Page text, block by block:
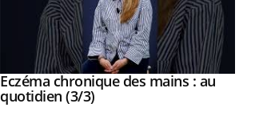
Youtube
Eczéma chronique des mains : au
quotidien (3/3)Youtube